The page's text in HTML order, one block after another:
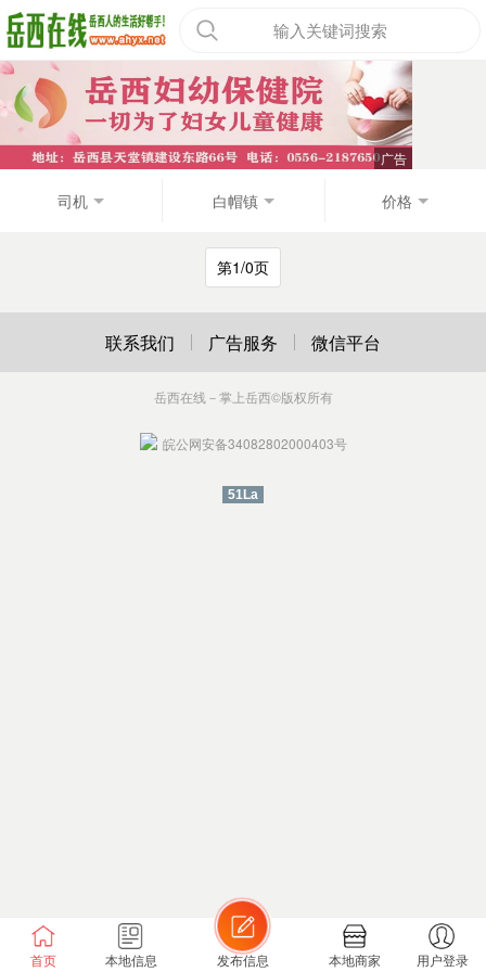
输入关键词搜索
司机 白帽镇 价格
第1/0页
首页 本地信息 发布信息 本地商家 用户登录
联系我们 广告服务 微信平台
岳西在线－掌上岳西©版权所有
皖公网安备34082802000403号
51La